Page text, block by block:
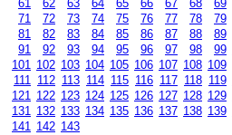
61
62 63 64 65 66 67 68 69
71
72 73 74 75 76 77 78 79
81
82 83 84 85 86 87 88 89
91
92 93 94 95 96 97 98 99
101 102 103 104 105 106 107 108 109
111 112 113 114 115 116 117 118 119
121 122 123 124 125 126 127 128 129
131 132 133 134 135 136 137 138 139
141 142 143